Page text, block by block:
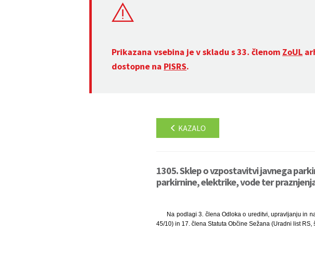
Prikazana vsebina je v skladu s 33. členom ZoUL
dostopne na PISRS.
KAZALO
1305. Sklep o vzpostavitvi javnega
parkirnine, elektrike, vode ter
Na podlagi 3. člena Odloka o ureditvi, upravljanju in
45/10) in 17. člena Statuta Občine Sežana (Uradni list